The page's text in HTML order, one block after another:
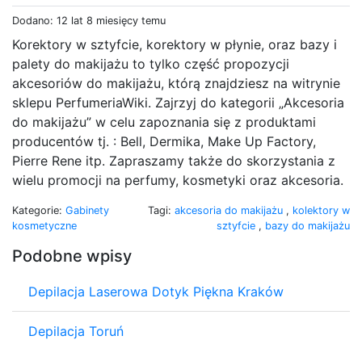
Dodano: 12 lat 8 miesięcy temu
Korektory w sztyfcie, korektory w płynie, oraz bazy i
palety do makijażu to tylko część propozycji
akcesoriów do makijażu, którą znajdziesz na witrynie
sklepu PerfumeriaWiki. Zajrzyj do kategorii „Akcesoria
do makijażu” w celu zapoznania się z produktami
producentów tj. : Bell, Dermika, Make Up Factory,
Pierre Rene itp. Zapraszamy także do skorzystania z
wielu promocji na perfumy, kosmetyki oraz akcesoria.
Kategorie: Gabinety
kosmetyczne
Tagi: akcesoria do makijażu , kolektory w
sztyfcie , bazy do makijażu
Podobne wpisy
Depilacja Laserowa Dotyk Piękna Kraków
Depilacja Toruń